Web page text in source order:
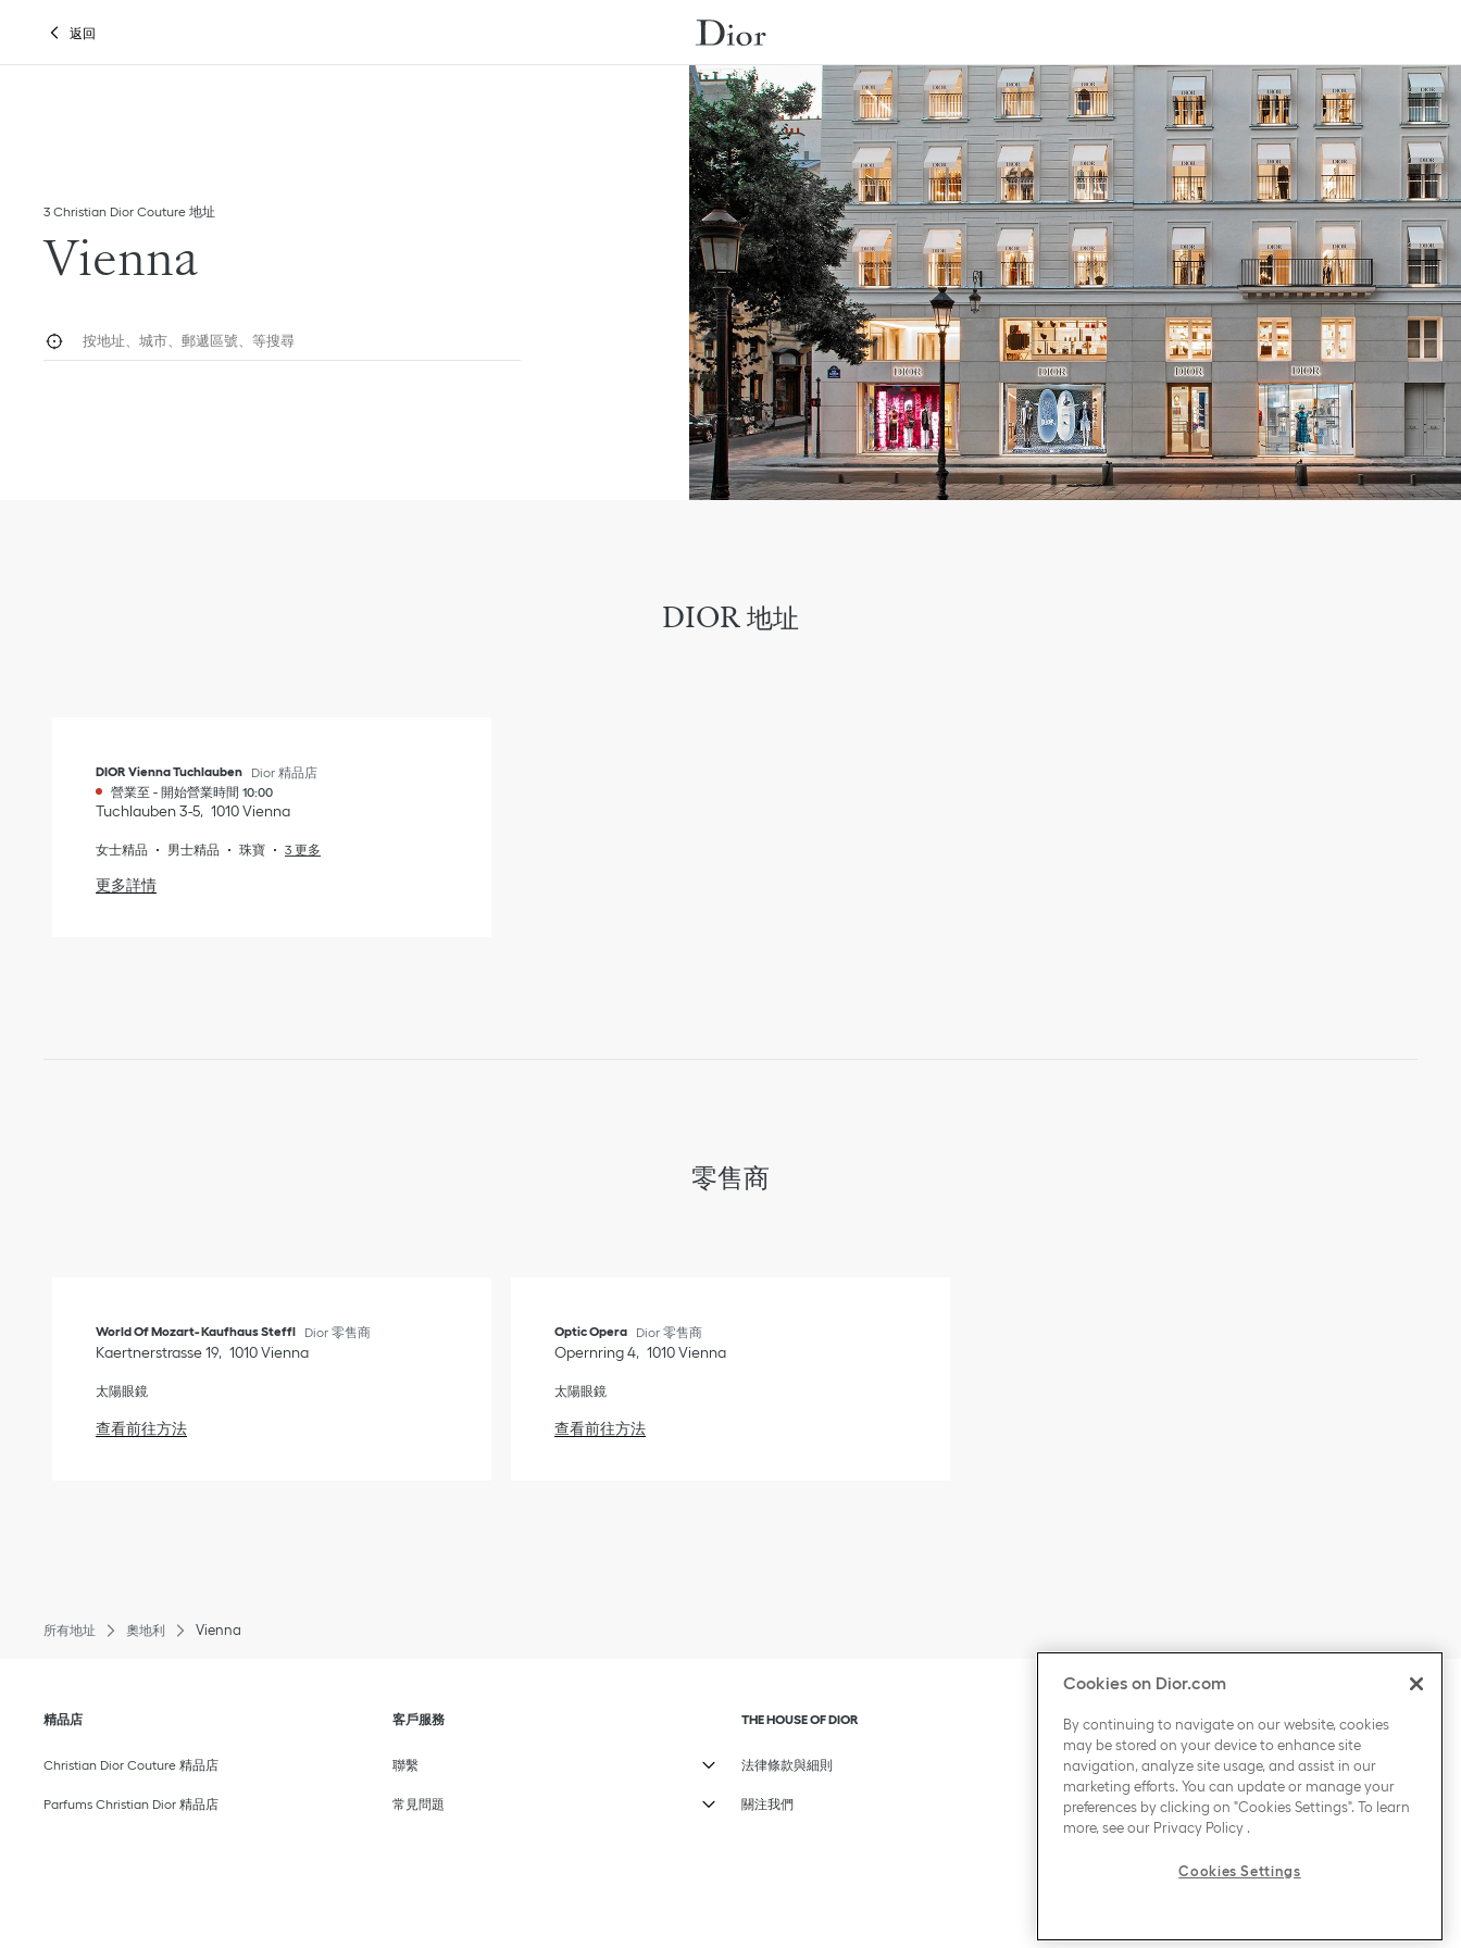
返回
3 Christian Dior Couture 地址
Vienna
地理定位
DIOR 地址
DIOR Vienna Tuchlauben
Dior 精品店
營業至 - 開始營業時間 10:00
Tuchlauben 3-5 1010Vienna
女士精品 男士精品 珠寶 3 更多
更多詳情
零售商
World Of Mozart- Kaufhaus Steffl Dior 零售商
Kaertnerstrasse 19 1010Vienna
太陽眼鏡
查看前往方法
Link Opens in New Tab
Optic Opera Dior 零售商
Opernring 4 1010Vienna
太陽眼鏡
查看前往方法
Link Opens in New Tab
所有地址 奧地利 Vienna
點擊展開或收起内容
精品店
Christian Dior Couture 精品店
Parfums Christian Dior 精品店
點擊展開或收起内容
客戶服務
點擊展開或收起内容
聯繫
點擊展開或收起内容
常見問題​
點擊展開或收起内容
THE HOUSE OF DIOR
點擊展開或收起内容
法律條款與細則
點擊展開或收起内容
關注我們
點擊展開或收起内容
國家／地區
點擊展開或收起内容
香港特別行政區 / Hong Kong SAR
語言
點擊展開或收起内容
Cookies on Dior.com
By continuing to navigate on our website, cookies
may be stored on your device to enhance site
navigation, analyze site usage, and assist in our
marketing efforts. You can update or manage your
preferences by clicking on "Cookies Settings". To learn
more, see our Privacy Policy .
Cookies Settings